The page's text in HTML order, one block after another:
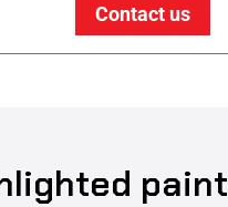
Contact us
paint